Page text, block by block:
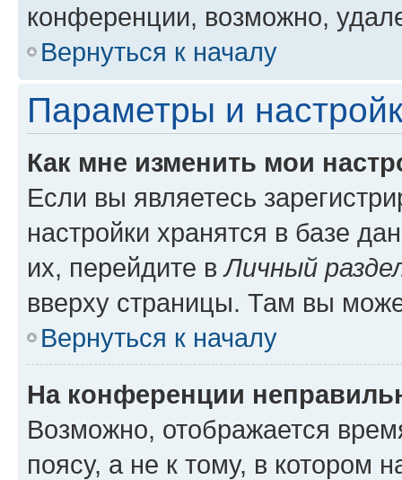
конференции, возможно,
Вернуться к началу
Параметры и
Как мне изменить мои
Если вы являетесь
настройки хранятся в базе
их, перейдите вЛичный
вверху страницы. Там вы
Вернуться к началу
На конференции
Возможно, отображается
поясу, а не к тому, в котором